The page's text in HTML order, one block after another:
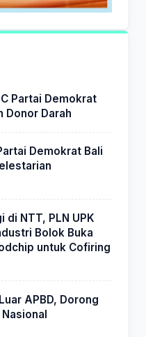
Partai Demokrat
Donor Darah
Demokrat Bali
di NTT, PLN UPK
Bolok Buka
untuk Cofiring
APBD, Dorong